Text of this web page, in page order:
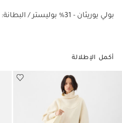
%69 بولي يوريثان - 31% بوليستر / البطانة: 100% قطن
أكمل الإطلالة